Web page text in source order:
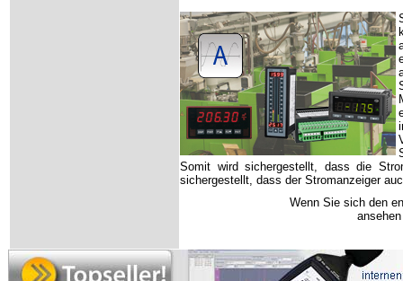
Somit wird sichergestellt, dass die
sichergestellt, dass der Stromanzeiger
Wenn Sie sich den